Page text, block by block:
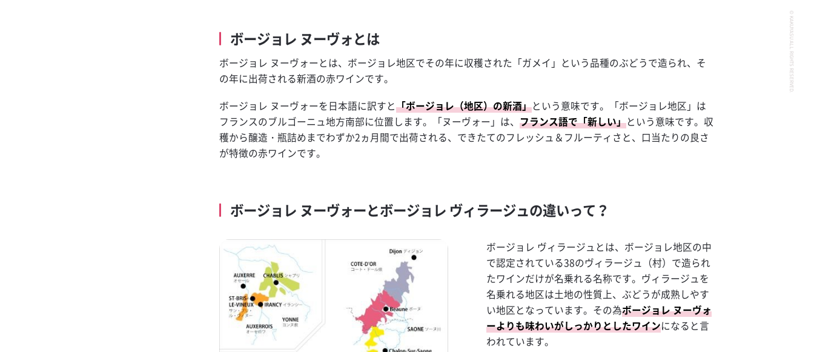
ボージョレ ヌーヴォとは
ボージョレ ヌーヴォーとは、ボージョレ地区でその年に収穫された「ガメイ」という品種のぶどうで造られ、そ
の年に出荷される新酒の赤ワインです。
ボージョレ ヌーヴォーを日本語に訳すと「ボージョレ（地区）の新酒」という意味です。「ボージョレ地区」は
フランスのブルゴーニュ地方南部に位置します。「ヌーヴォー」は、フランス語で「新しい」という意味です。収
穫から醸造・瓶詰めまでわずか2ヵ月間で出荷される、できたてのフレッシュ＆フルーティさと、口当たりの良さ
が特徴の赤ワインです。
ボージョレ ヌーヴォーとボージョレ ヴィラージュの違いって？
ボージョレ ヴィラージュとは、ボージョレ地区の中
で認定されている38のヴィラージュ（村）で造られ
たワインだけが名乗れる名称です。ヴィラージュを
名乗れる地区は土地の性質上、ぶどうが成熟しやす
い地区となっています。その為ボージョレ ヌーヴォ
ーよりも味わいがしっかりとしたワインになると言
われています。
© KAKUYASU ALL RIGHTS RESERVED.